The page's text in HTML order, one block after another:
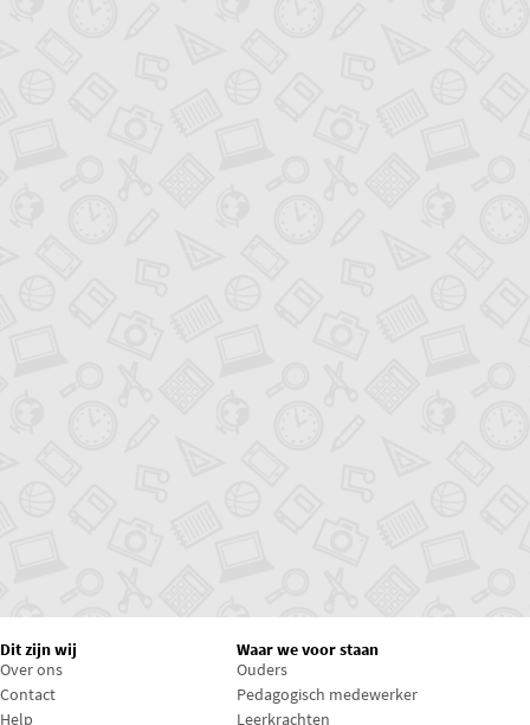
Dit zijn wij
Over ons
Contact
Help
Waar we voor staan
Ouders
Pedagogisch medewerker
Leerkrachten